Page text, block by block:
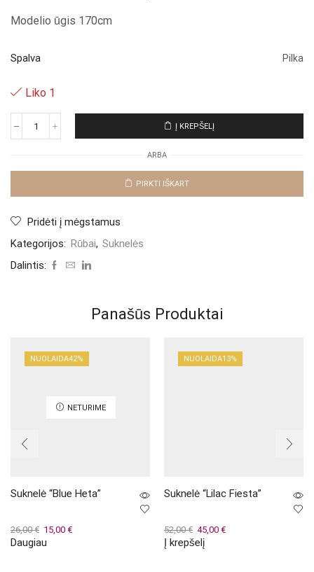
Modelio ūgis 170cm
Spalva Pilka
Liko 1
produkto
"Grey
Į KREPŠELĮ
ARBA
PIRKTI IŠKART
Pridėti į mėgstamus
Kategorijos: Rūbai, Suknelės
Dalintis:
Panašūs Produktai
NUOLAIDA42%
NETURIME
Suknelė “Blue Heta”
26,00€ Original
price
15,00 €Current
Daugiau
NUOLAIDA13%
Suknelė “Lilac Fiesta”
52,00€ Original
price
45,00 €Current
Į krepšelį